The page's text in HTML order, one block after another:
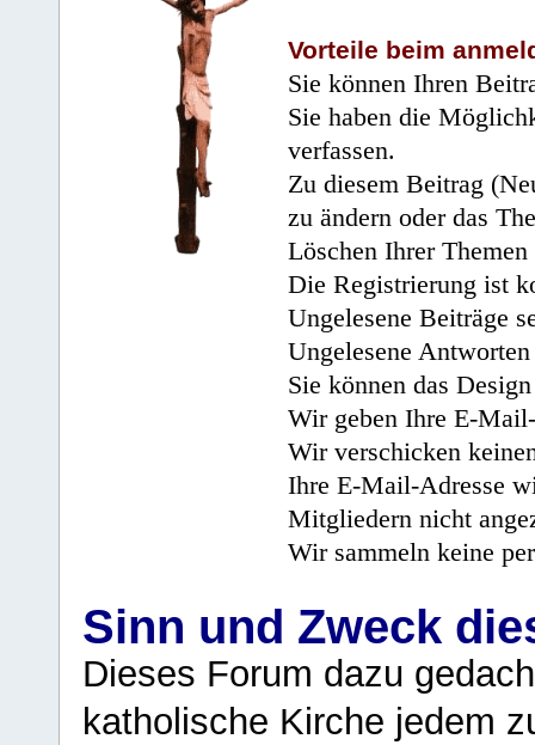
Vorteile beim
Sie können Ihren
Sie haben die
verfassen.
Zu diesem Beitrag
zu ändern oder das
Löschen Ihrer
Die Registrierung ist
Ungelesene Beiträge
Ungelesene
Sie können das
Wir geben Ihre E-
Wir verschicken
Ihre E-Mail-Adresse
Mitgliedern nicht
Wir sammeln keine
Sinn und Zweck
Dieses Forum dazu
katholische Kirche jedem